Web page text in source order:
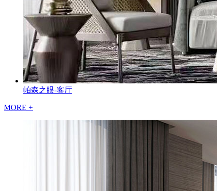
帕森之眼-客厅
MORE +